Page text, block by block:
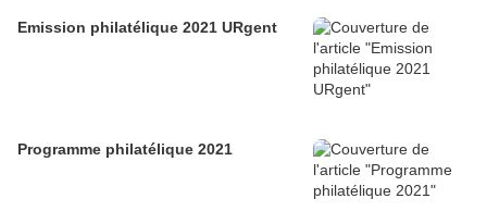
Emission philatélique 2021 URgent
Programme philatélique 2021